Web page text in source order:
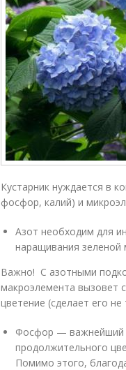
Кустарник нуждается в
фосфор, калий) и
Азот необходим для
наращивания зеленой
Важно! С азотными
макроэлемента вызовет
цветение (сделает его
Фосфор — важнейший
продолжительного
Помимо этого,